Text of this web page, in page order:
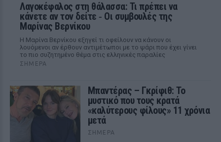
Λαγοκέφαλος στη θάλασσα: Τι πρέπει να
κάνετε αν τον δείτε ‑ Οι συμβουλές της
Μαρίνας Βερνίκου
Η Μαρίνα Βερνίκου εξηγεί τι οφείλουν να κάνουν οι
λουόμενοι αν έρθουν αντιμέτωποι με το ψάρι που έχει γίνει
το πιο συζητημένο θέμα στις ελληνικές παραλίες
ΣΉΜΕΡΑ
Μπαντέρας – Γκρίφιθ: Το
μυστικό που τους κρατά
«καλύτερους φίλους» 11 χρόνια
μετά
ΣΉΜΕΡΑ